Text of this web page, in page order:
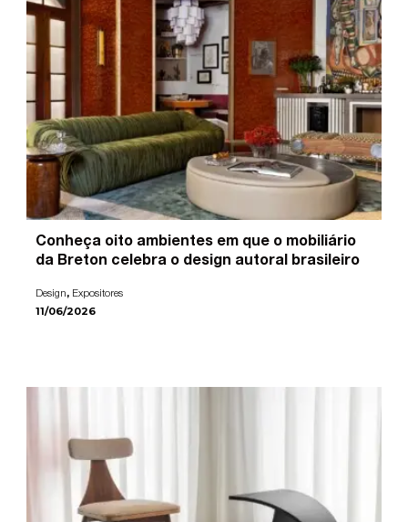
Conheça oito ambientes em que o mobiliário
da Breton celebra o design autoral brasileiro
Design, Expositores
11/06/2026